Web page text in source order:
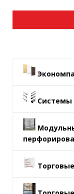
Системы